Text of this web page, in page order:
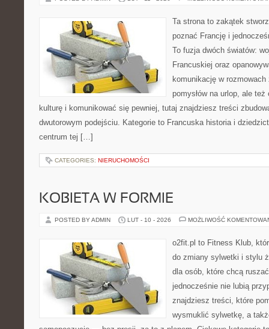
Ta strona to zakątek
poznać Francję i
To fuzja dwóch światów:
Francuskiej oraz
komunikację w
pomysłów na urlop, ale
kulturę i komunikować się pewniej, tutaj znajdziesz treści
dwutorowym podejściu. Kategorie to Francuska historia i
centrum tej […]
CATEGORIES: NIERUCHOMOŚCI
KOBIETA W FORMIE
POSTED BY ADMIN LUT - 10 - 2026 MOŻLIWOŚĆ
o2fit.pl to Fitness Klub,
do zmiany sylwetki i stylu
dla osób, które chcą
jednocześnie nie lubią
znajdziesz treści, które
wysmuklić sylwetkę, a